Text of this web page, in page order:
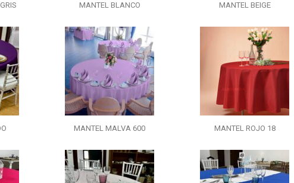
MANTEL BLANCO MANTEL BEIGE
MANTEL MALVA 600 MANTEL ROJO 18